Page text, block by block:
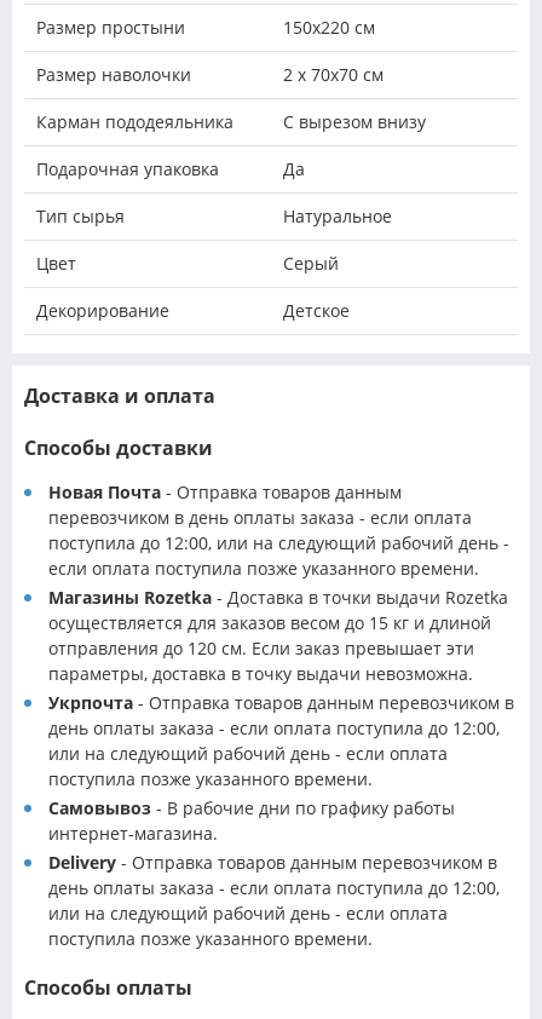
Размер простыни 150х220 см
Размер наволочки 2 х 70х70 см
Карман пододеяльника С вырезом внизу
Подарочная упаковка Да
Тип сырья Натуральное
Цвет Серый
Декорирование Детское
Доставка и оплата
Способы доставки
Новая Почта - Отправка товаров данным
перевозчиком в день оплаты заказа - если оплата
поступила до 12:00, или на следующий рабочий день -
если оплата поступила позже указанного времени.
Магазины Rozetka - Доставка в точки выдачи Rozetka
осуществляется для заказов весом до 15 кг и длиной
отправления до 120 см. Если заказ превышает эти
параметры, доставка в точку выдачи невозможна.
Укрпочта - Отправка товаров данным перевозчиком в
день оплаты заказа - если оплата поступила до 12:00,
или на следующий рабочий день - если оплата
поступила позже указанного времени.
Самовывоз - В рабочие дни по графику работы
интернет-магазина.
Delivery - Отправка товаров данным перевозчиком в
день оплаты заказа - если оплата поступила до 12:00,
или на следующий рабочий день - если оплата
поступила позже указанного времени.
Способы оплаты